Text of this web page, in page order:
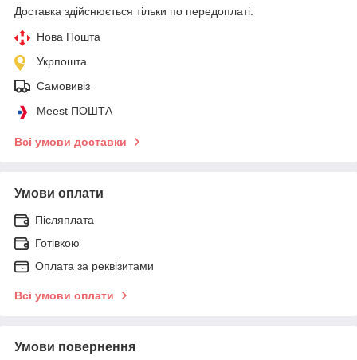
Доставка здійснюється тільки по передоплаті.
Нова Пошта
Укрпошта
Самовивіз
Meest ПОШТА
Всі умови доставки
Умови оплати
Післяплата
Готівкою
Оплата за реквізитами
Всі умови оплати
Умови повернення